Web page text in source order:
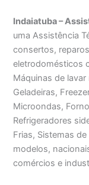
Indaiatuba –
uma Assistência
consertos,
eletrodomésticos
Máquinas de lavar
Geladeiras,
Microondas,
Refrigeradores
Frias, Sistemas
modelos,
comércios e